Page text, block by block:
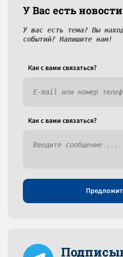
У Вас есть
У вас есть тема? Вы
событий? Напишите нам!
Как c вами связаться?
Как c вами связаться?